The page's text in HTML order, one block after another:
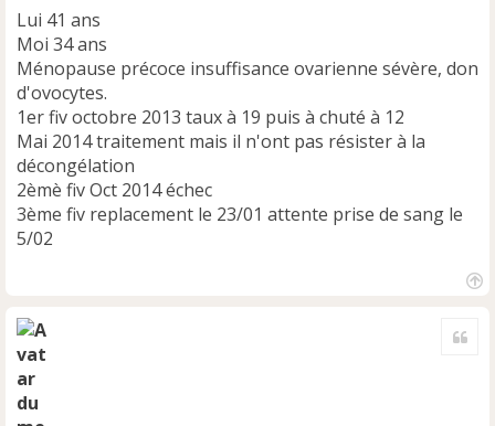
n
l
u
Lui 41 ans
Moi 34 ans
Ménopause précoce insuffisance ovarienne sévère, don
d'ovocytes.
1er fiv octobre 2013 taux à 19 puis à chuté à 12
Mai 2014 traitement mais il n'ont pas résister à la
décongélation
2èmè fiv Oct 2014 échec
3ème fiv replacement le 23/01 attente prise de sang le
5/02